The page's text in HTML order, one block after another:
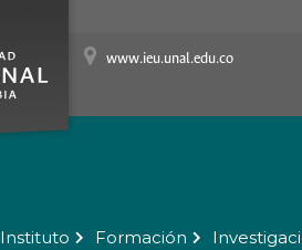
www.ieu.unal.edu.co
Instituto Formación